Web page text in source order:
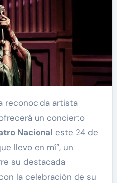
ofrecerá un concierto
Nacional este 24 de
llevo en mí”, un
su destacada
la celebración de su